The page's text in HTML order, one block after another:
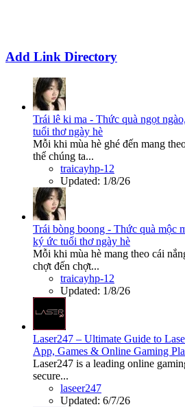
Add Link Directory
Trái lê ki ma - Thức quà ngọt
tuổi thơ ngày hè
Mỗi khi mùa hè ghé đến mang
thể chúng ta...
traicayhp-12
Updated: 1/8/26
Trái bòng boong - Thức quà mộc
ký ức tuổi thơ ngày hè
Mỗi khi mùa hè mang theo cái
chợt đến chợt...
traicayhp-12
Updated: 1/8/26
Laser247 – Ultimate Guide to
App, Games & Online Gaming
Laser247 is a leading online
secure...
laseer247
Updated: 6/7/26